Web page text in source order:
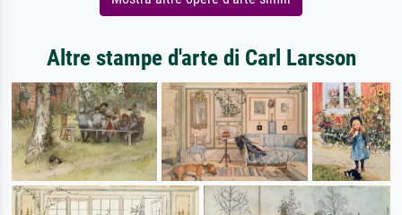
Altre stampe d'arte di Carl Larsson